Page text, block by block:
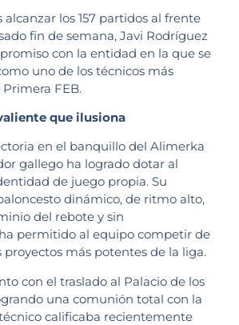
alcanzar los 157 partidos al frente
fin de semana, Javi Rodríguez
con la entidad en la que se
uno de los técnicos más
FEB.
que ilusiona
en el banquillo del Alimerka
gallego ha logrado dotar al
de juego propia. Su
dinámico, de ritmo alto,
del rebote y sin
permitido al equipo competir de
más potentes de la liga.
con el traslado al Palacio de los
una comunión total con la
calificaba recientemente